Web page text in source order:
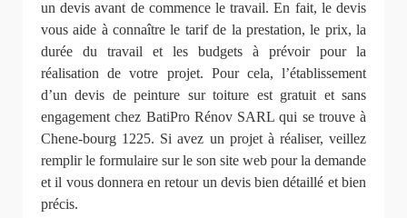
un devis avant de commence le travail. En fait, le devis
vous aide à connaître le tarif de la prestation, le prix, la
durée du travail et les budgets à prévoir pour la
réalisation de votre projet. Pour cela, l’établissement
d’un devis de peinture sur toiture est gratuit et sans
engagement chez BatiPro Rénov SARL qui se trouve à
Chene-bourg 1225. Si avez un projet à réaliser, veillez
remplir le formulaire sur le son site web pour la demande
et il vous donnera en retour un devis bien détaillé et bien
précis.